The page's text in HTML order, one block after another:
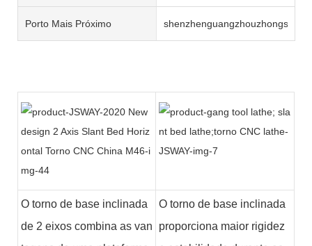
Porto Mais Próximo shenzhenguangzhouzhongshan
O torno de base inclinada
de 2 eixos combina as van
O torno de base inclinada
proporciona maior rigidez